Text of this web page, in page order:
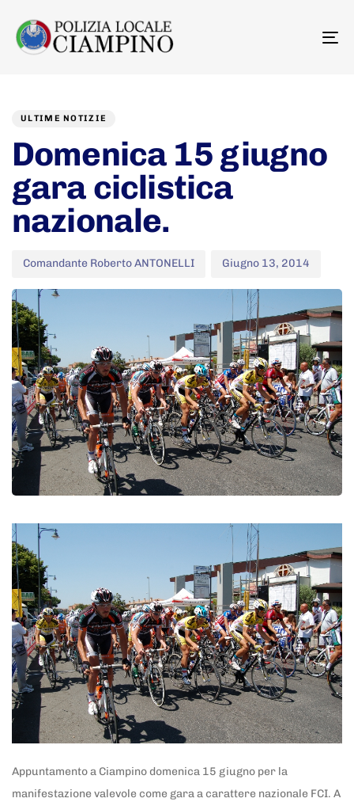
ULTIME NOTIZIE
Domenica 15 giugno
gara ciclistica
nazionale.
Comandante Roberto ANTONELLI Giugno 13, 2014
Appuntamento a Ciampino domenica 15 giugno per la
manifestazione valevole come gara a carattere nazionale FCI. A